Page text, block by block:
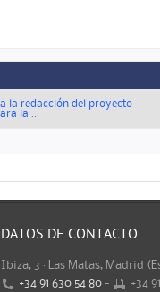
la redacción del proyecto
la ...
DATOS DE CONTACTO
Ibiza, 3 · Las Matas, Madrid
+34 91 630 54 80 - +34